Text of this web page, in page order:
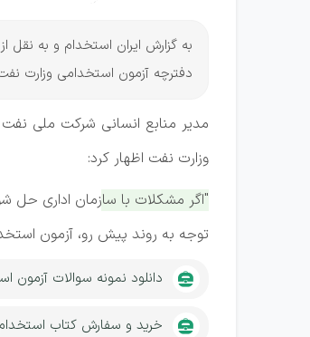
به گزارش ایران استخدام و به نقل
دفترچه آزمون استخدامی وزارت نفت در سال 1404
مدیر منابع انسانی شرکت ملی نفت
وزارت نفت اظهار کرد:
"اگر مشکلات با سازمان اداری حل
توجه به روند پیش رو، آزمون
دانلود نمونه سوالات آزمون
خرید و سفارش کتاب